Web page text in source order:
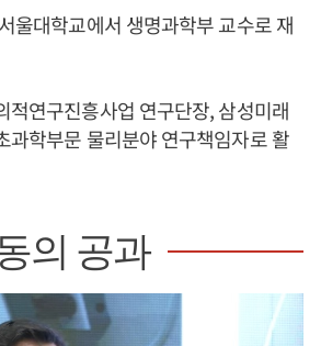
울대학교에서 생명과학부 교수로 재
적연구진흥사업 연구단장, 삼성미래
과학부문 물리분야 연구책임자로 활
의 공과